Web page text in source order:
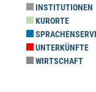
INSTITUTIONEN
KURORTE
UNTERKÜNFTE
WIRTSCHAFT